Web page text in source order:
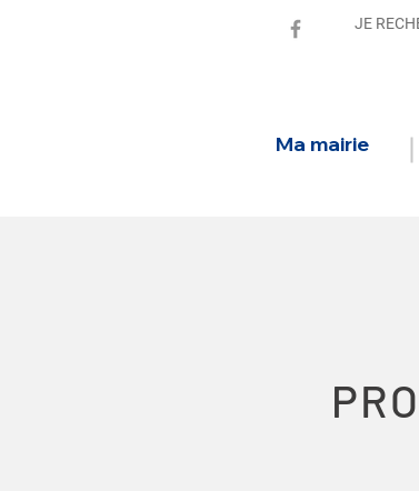
Ma mairie